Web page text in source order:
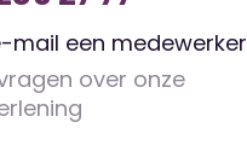
en Fairoaksbaan
mail een medewerker
over onze